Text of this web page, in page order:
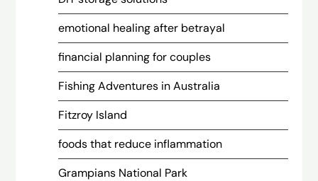
emotional healing after betrayal
financial planning for couples
Fishing Adventures in Australia
Fitzroy Island
foods that reduce inflammation
Grampians National Park